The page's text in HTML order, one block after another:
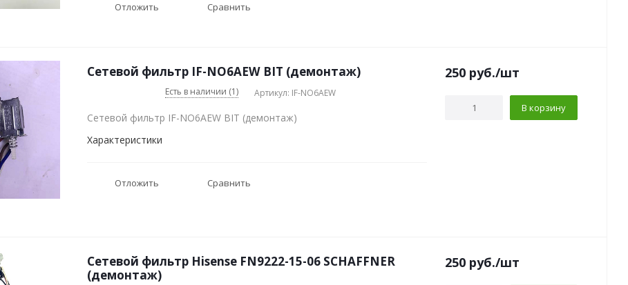
Отложить Сравнить
Сетевой фильтр IF-NO6AEW BIT (демонтаж)
Есть в наличии (1) Артикул: IF-NO6AEW
Сетевой фильтр IF-NO6AEW BIT (демонтаж)
Характеристики
Отложить Сравнить
250 руб./шт
В корзину
Сетевой фильтр Hisense FN9222-15-06 SCHAFFNER
(демонтаж)
250 руб./шт